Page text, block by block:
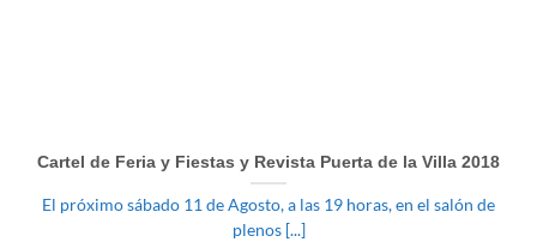
Cartel de Feria y Fiestas y Revista Puerta de la Villa 2018
El próximo sábado 11 de Agosto, a las 19 horas, en el salón de
plenos [...]